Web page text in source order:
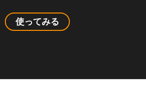
使ってみる